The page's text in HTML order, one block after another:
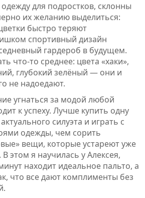
для подростков, склонны
их желанию выделиться:
быстро теряют
спортивный дизайн
гардероб в будущем.
что-то среднее: цвета «хаки»,
глубокий зелёный — они и
не надоедают.
угнаться за модой любой
к успеху. Лучше купить одну
актуального силуэта и играть с
одежды, чем сорить
вещи, которые устареют уже
этом я научилась у Алексея,
находит идеальное пальто, а
что все дают комплименты без